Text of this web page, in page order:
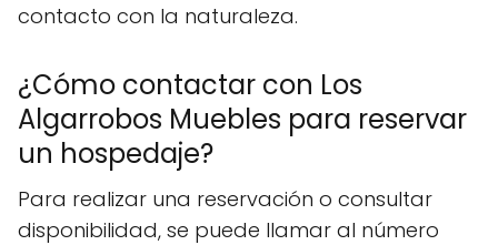
contacto con la naturaleza.
¿Cómo contactar con Los
Algarrobos Muebles para reservar
un hospedaje?
Para realizar una reservación o consultar
disponibilidad, se puede llamar al número